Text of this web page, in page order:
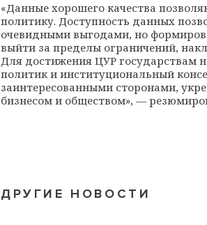
«Данные хорошего качества
политику. Доступность данных
очевидными выгодами, но
выйти за пределы ограничений,
Для достижения ЦУР государствам
политик и институциональный
заинтересованными сторонами,
бизнесом и обществом», —
ДРУГИЕ НОВОСТИ